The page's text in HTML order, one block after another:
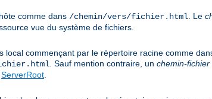
comme dans /chemin/vers/fichier.html . Le
vue du système de fichiers.
local commençant par le répertoire racine comme
. Sauf mention contraire, un chemin-fichier
ServerRoot